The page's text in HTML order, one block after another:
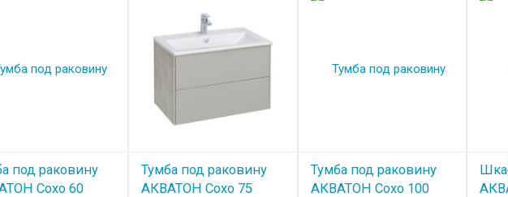
под раковину
Сохо 60
Тумба под раковину
АКВАТОН Сохо 75
Тумба под раковину
АКВАТОН Сохо 100